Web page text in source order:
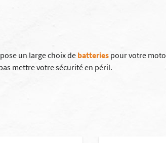
un large choix debatteries pour votre
mettre votre sécurité en péril.